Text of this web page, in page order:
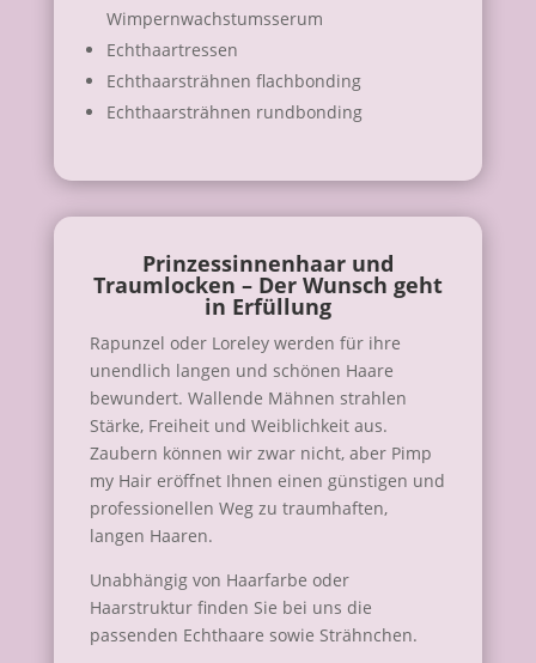
Wimpernwachstumsserum
Echthaartressen
Echthaarsträhnen flachbonding
Echthaarsträhnen rundbonding
Prinzessinnenhaar und
Traumlocken – Der Wunsch geht
in Erfüllung
Rapunzel oder Loreley werden für ihre
unendlich langen und schönen Haare
bewundert. Wallende Mähnen strahlen
Stärke, Freiheit und Weiblichkeit aus.
Zaubern können wir zwar nicht, aber Pimp
my Hair eröffnet Ihnen einen günstigen und
professionellen Weg zu traumhaften,
langen Haaren.
Unabhängig von Haarfarbe oder
Haarstruktur finden Sie bei uns die
passenden Echthaare sowie Strähnchen.